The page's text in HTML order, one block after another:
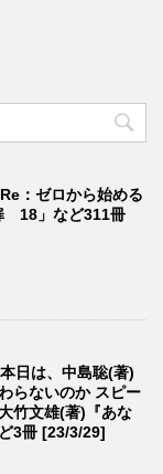
：ゼロから始める
18」など311冊
日は、中島聡(著)
らないのか スピー
竹文雄(著)『あな
3冊 [23/3/29]